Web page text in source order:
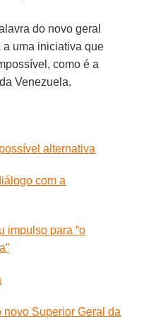
do novo geral
uma iniciativa que
como é a
Venezuela.
alternativa
com a
impulso para “o
Superior Geral da